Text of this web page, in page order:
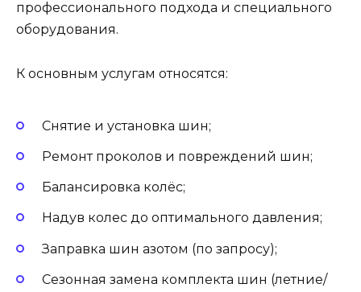
профессионального подхода и специального
оборудования.
К основным услугам относятся:
Снятие и установка шин;
Ремонт проколов и повреждений шин;
Балансировка колёс;
Надув колес до оптимального давления;
Заправка шин азотом (по запросу);
Сезонная замена комплекта шин (летние/